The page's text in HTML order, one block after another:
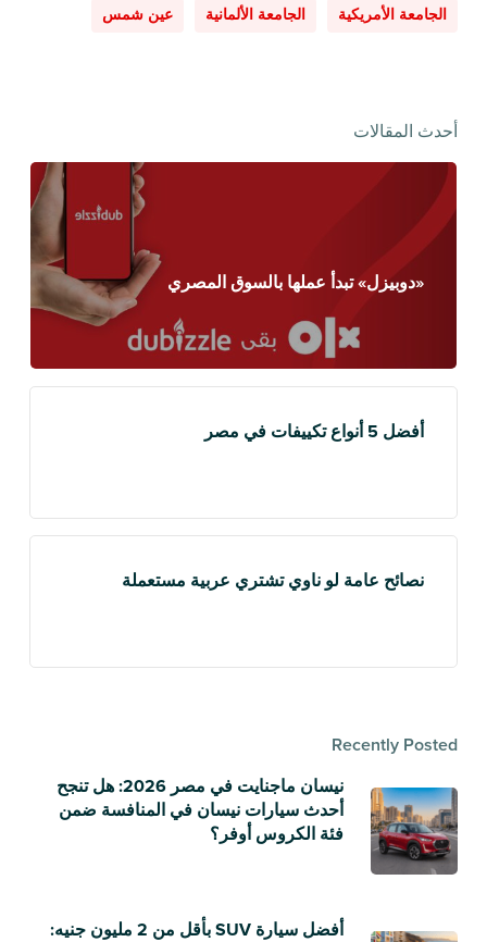
الجامعة الأمريكية الجامعة الألمانية عين شمس
أحدث المقالات
«دوبيزل» تبدأ عملها بالسوق المصري
أفضل 5 أنواع تكييفات في مصر
نصائح عامة لو ناوي تشتري عربية مستعملة
Recently Posted
نيسان ماجنايت في مصر 2026: هل تنجح
أحدث سيارات نيسان في المنافسة ضمن
فئة الكروس أوفر؟
أفضل سيارة SUV بأقل من 2 مليون جنيه: